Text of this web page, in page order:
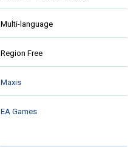
Multi-language
Region Free
Maxis
EA Games